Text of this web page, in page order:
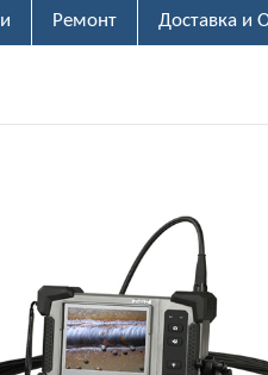
Ремонт Доставка и